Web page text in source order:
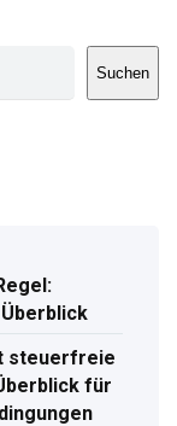
Suchen
steuerfreie
für